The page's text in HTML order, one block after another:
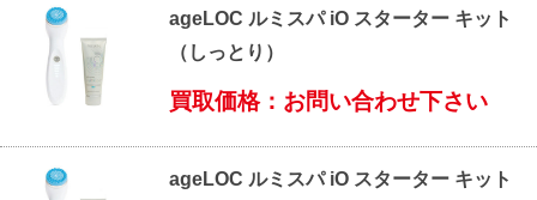
ageLOC ルミスパ iO スターター キット
（しっとり）
買取価格：お問い合わせ下さい
ageLOC ルミスパ iO スターター キット